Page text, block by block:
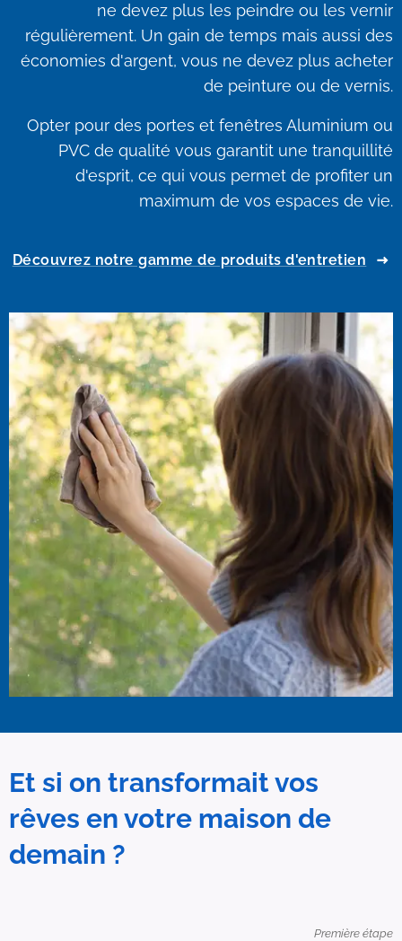
ne devez plus les peindre ou les vernir
régulièrement. Un gain de temps mais aussi des
économies d'argent, vous ne devez plus acheter
de peinture ou de vernis.
Opter pour des portes et fenêtres Aluminium ou
PVC de qualité vous garantit une tranquillité
d'esprit, ce qui vous permet de profiter un
maximum de vos espaces de vie.
Découvrez notre gamme de produits d'entretien
Et si on transformait vos
rêves en votre maison de
demain ?
Première étape